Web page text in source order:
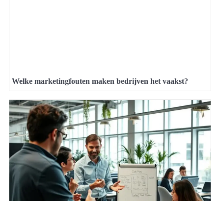
Welke marketingfouten maken bedrijven het vaakst?